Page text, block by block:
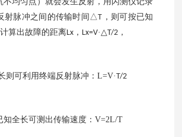
射脉冲之间的传输时间 △T ，则可按已知
算出故障的距离Lx， Lx=V·△T/2，
则可利用终端反射脉冲： L=V·T/2
知全长可测出传输速度： V=2L/T